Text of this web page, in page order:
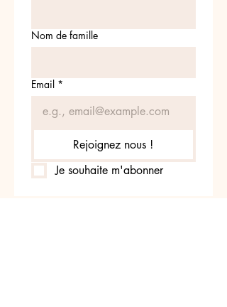
Nom de famille
Email *
Rejoignez nous !
Je souhaite m'abonner